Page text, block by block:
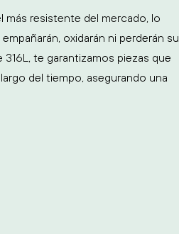
resistente del mercado, lo
oxidarán ni perderán su
te garantizamos piezas que
del tiempo, asegurando una